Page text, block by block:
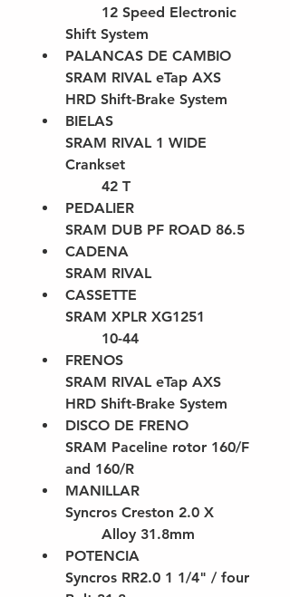
Shift System
PALANCAS DE CAMBIO
SRAM RIVAL eTap AXS
HRD Shift-Brake System
BIELAS
SRAM RIVAL 1 WIDE
Crankset
	42 T
PEDALIER
SRAM DUB PF ROAD 86.5
CADENA
SRAM RIVAL
CASSETTE
SRAM XPLR XG1251
	10-44
FRENOS
SRAM RIVAL eTap AXS
HRD Shift-Brake System
DISCO DE FRENO
SRAM Paceline rotor 160/F
and 160/R
MANILLAR
Syncros Creston 2.0 X
	Alloy 31.8mm
POTENCIA
Syncros RR2.0 1 1/4" / four